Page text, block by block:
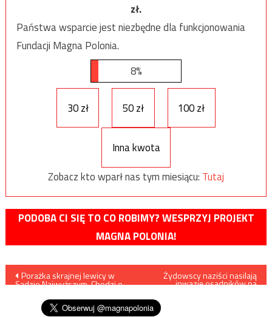
zł.
Państwa wsparcie jest niezbędne dla funkcjonowania
Fundacji Magna Polonia.
8%
30 zł 50 zł 100 zł
Inna kwota
Zobacz kto wparł nas tym miesiącu: Tutaj
PODOBA CI SIĘ TO CO ROBIMY? WESPRZYJ PROJEKT
MAGNA POLONIA!
Nawigacja
wpisu
Porażka skrajnej lewicy w
Sądzie Najwyższym. Chodzi o
Żydowscy naziści nasilają
inwazję osadników na